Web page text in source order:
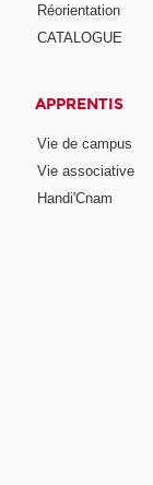
Réorientation
CATALOGUE
APPRENTIS
Vie de campus
Vie associative
Handi'Cnam